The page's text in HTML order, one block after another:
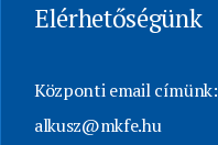
Elérhetőségünk
Központi email címünk:
alkusz@mkfe.hu